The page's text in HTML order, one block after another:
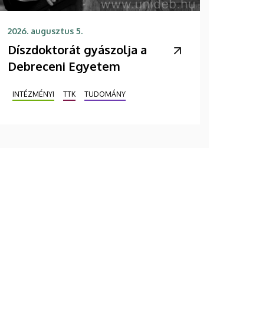
2026. augusztus 5.
Díszdoktorát gyászolja a
Debreceni Egyetem
INTÉZMÉNYI TTK TUDOMÁNY